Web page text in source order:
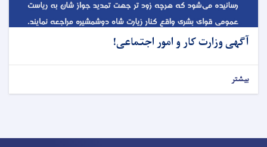
آگهی وزارت کار و امور اجتماعی!
بیشتر